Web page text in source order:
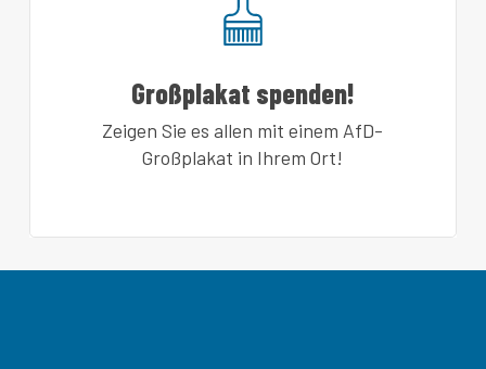
Großplakat spenden!
Zeigen Sie es allen mit einem AfD-
Großplakat in Ihrem Ort!